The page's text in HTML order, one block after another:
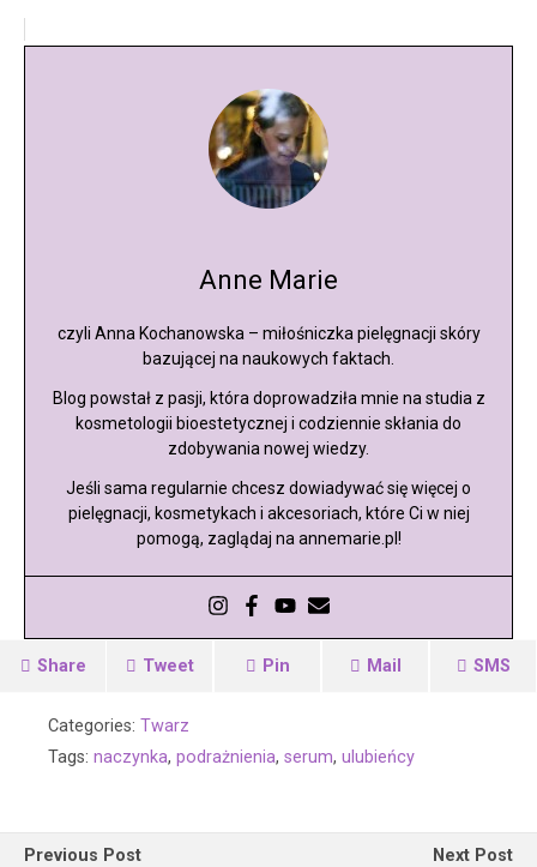
Anne Marie
czyli Anna Kochanowska – miłośniczka pielęgnacji skóry
bazującej na naukowych faktach.
Blog powstał z pasji, która doprowadziła mnie na studia z
kosmetologii bioestetycznej i codziennie skłania do
zdobywania nowej wiedzy.
Jeśli sama regularnie chcesz dowiadywać się więcej o
pielęgnacji, kosmetykach i akcesoriach, które Ci w niej
pomogą, zaglądaj na annemarie.pl!
Share Tweet Pin Mail SMS
Categories: Twarz
Tags: naczynka, podrażnienia, serum, ulubieńcy
Previous Post
Next Post